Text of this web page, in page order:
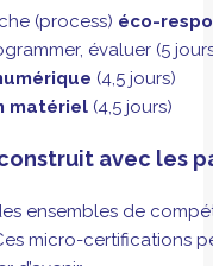
(process) éco-
évaluer (5
(4,5 jours)
matériel (4,5 jours)
avec les
ensembles de
micro-certifications